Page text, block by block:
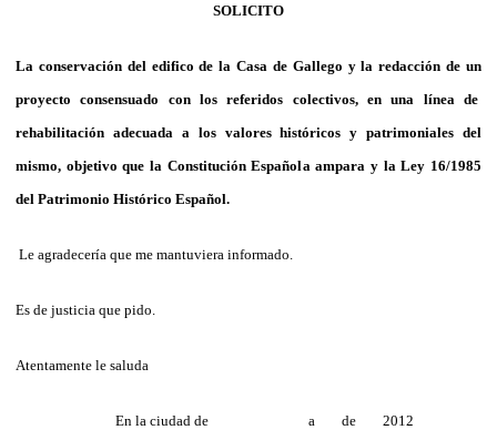
SOLICITO
La conservación del edifico de la Casa de Gallego y la redacción de un
proyecto consensuado con los referidos colectivos, en una línea de
rehabilitación adecuada a los valores históricos y patrimoniales del
mismo, objetivo que la Constitución Española ampara y la Ley 16/1985
del Patrimonio Histórico Español.
Le agradecería que me mantuviera informado.
Es de justicia que pido.
Atentamente le saluda
En la ciudad de a de 2012